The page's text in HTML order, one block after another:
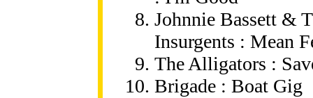
Johnnie Bassett &
Insurgents : Mean
The Alligators :
Brigade : Boat Gig